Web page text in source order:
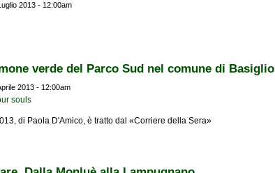
2013 - 12:00am
verde del Parco Sud nel comune di Basiglio
2013 - 12:00am
souls
di Paola D'Amico, è tratto dal «Corriere della Sera»